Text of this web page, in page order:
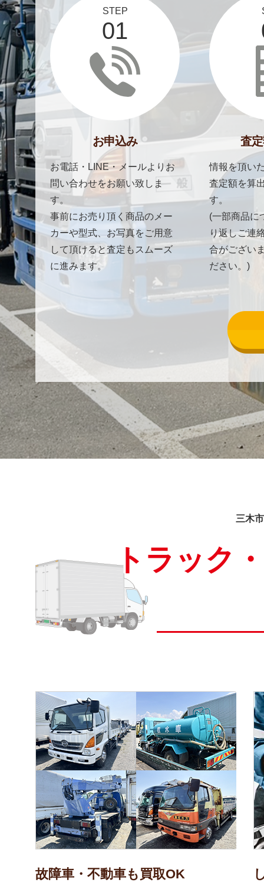
STEP
01
お申込み
お電話・LINE・メールよりお
問い合わせをお願い致しま
す。
事前にお売り頂く商品のメー
カーや型式、お写真をご用意
して頂けると査定もスムーズ
に進みます。
査
情報を頂い
査定額を算
す。
(一部商品に
り返しご連
合がござい
ださい。)
三木
トラック
故障車・不動車も買取OK